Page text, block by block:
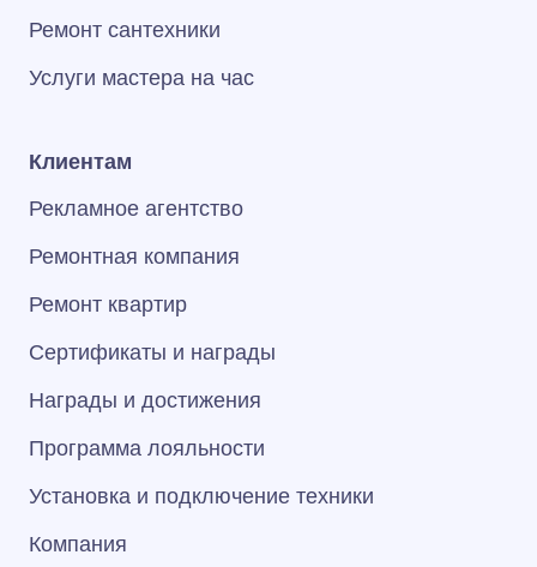
Ремонт сантехники
Услуги мастера на час
Клиентам
Рекламное агентство
Ремонтная компания
Ремонт квартир
Сертификаты и награды
Награды и достижения
Программа лояльности
Установка и подключение техники
Компания